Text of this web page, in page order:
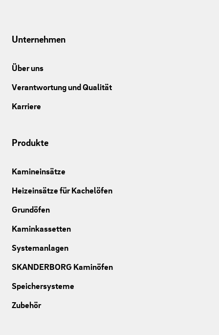
Unternehmen
Über uns
Verantwortung und Qualität
Karriere
Produkte
Kamineinsätze
Heizeinsätze für Kachelöfen
Grundöfen
Kaminkassetten
Systemanlagen
SKANDERBORG Kaminöfen
Speichersysteme
Zubehör